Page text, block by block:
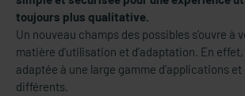
toujours plus qualitative.
Un nouveau champs des possibles s’ouvre à
matière d’utilisation et d’adaptation. En effet,
adaptée à une large gamme d’applications
différents.